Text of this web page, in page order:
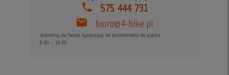
phone 575 444 731
mail biuro@4-bike.pl
Jesteśmy do Twojej dyspozycji od poniedziałku do piątku
8:00 - 16:00